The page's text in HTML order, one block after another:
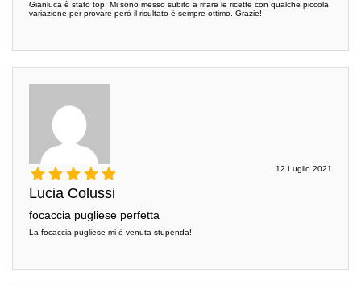
Gianluca è stato top! Mi sono messo subito a rifare le ricette con qualche piccola
variazione per provare però il risultato è sempre ottimo. Grazie!
Lucia Colussi
12 Luglio 2021
focaccia pugliese perfetta
La focaccia pugliese mi è venuta stupenda!